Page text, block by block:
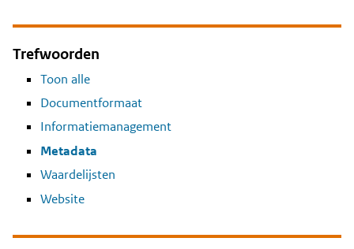
Trefwoorden
Toon alle
Documentformaat
Informatiemanagement
Metadata
Waardelijsten
Website